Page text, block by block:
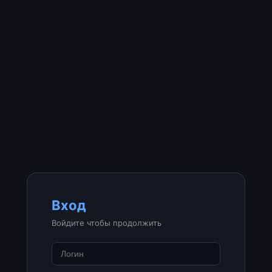
Вход
Войдите чтобы продолжить